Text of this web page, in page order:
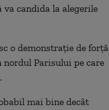
candida la alegerile
o demonstrație de forță
Parisului pe care
mai bine decât